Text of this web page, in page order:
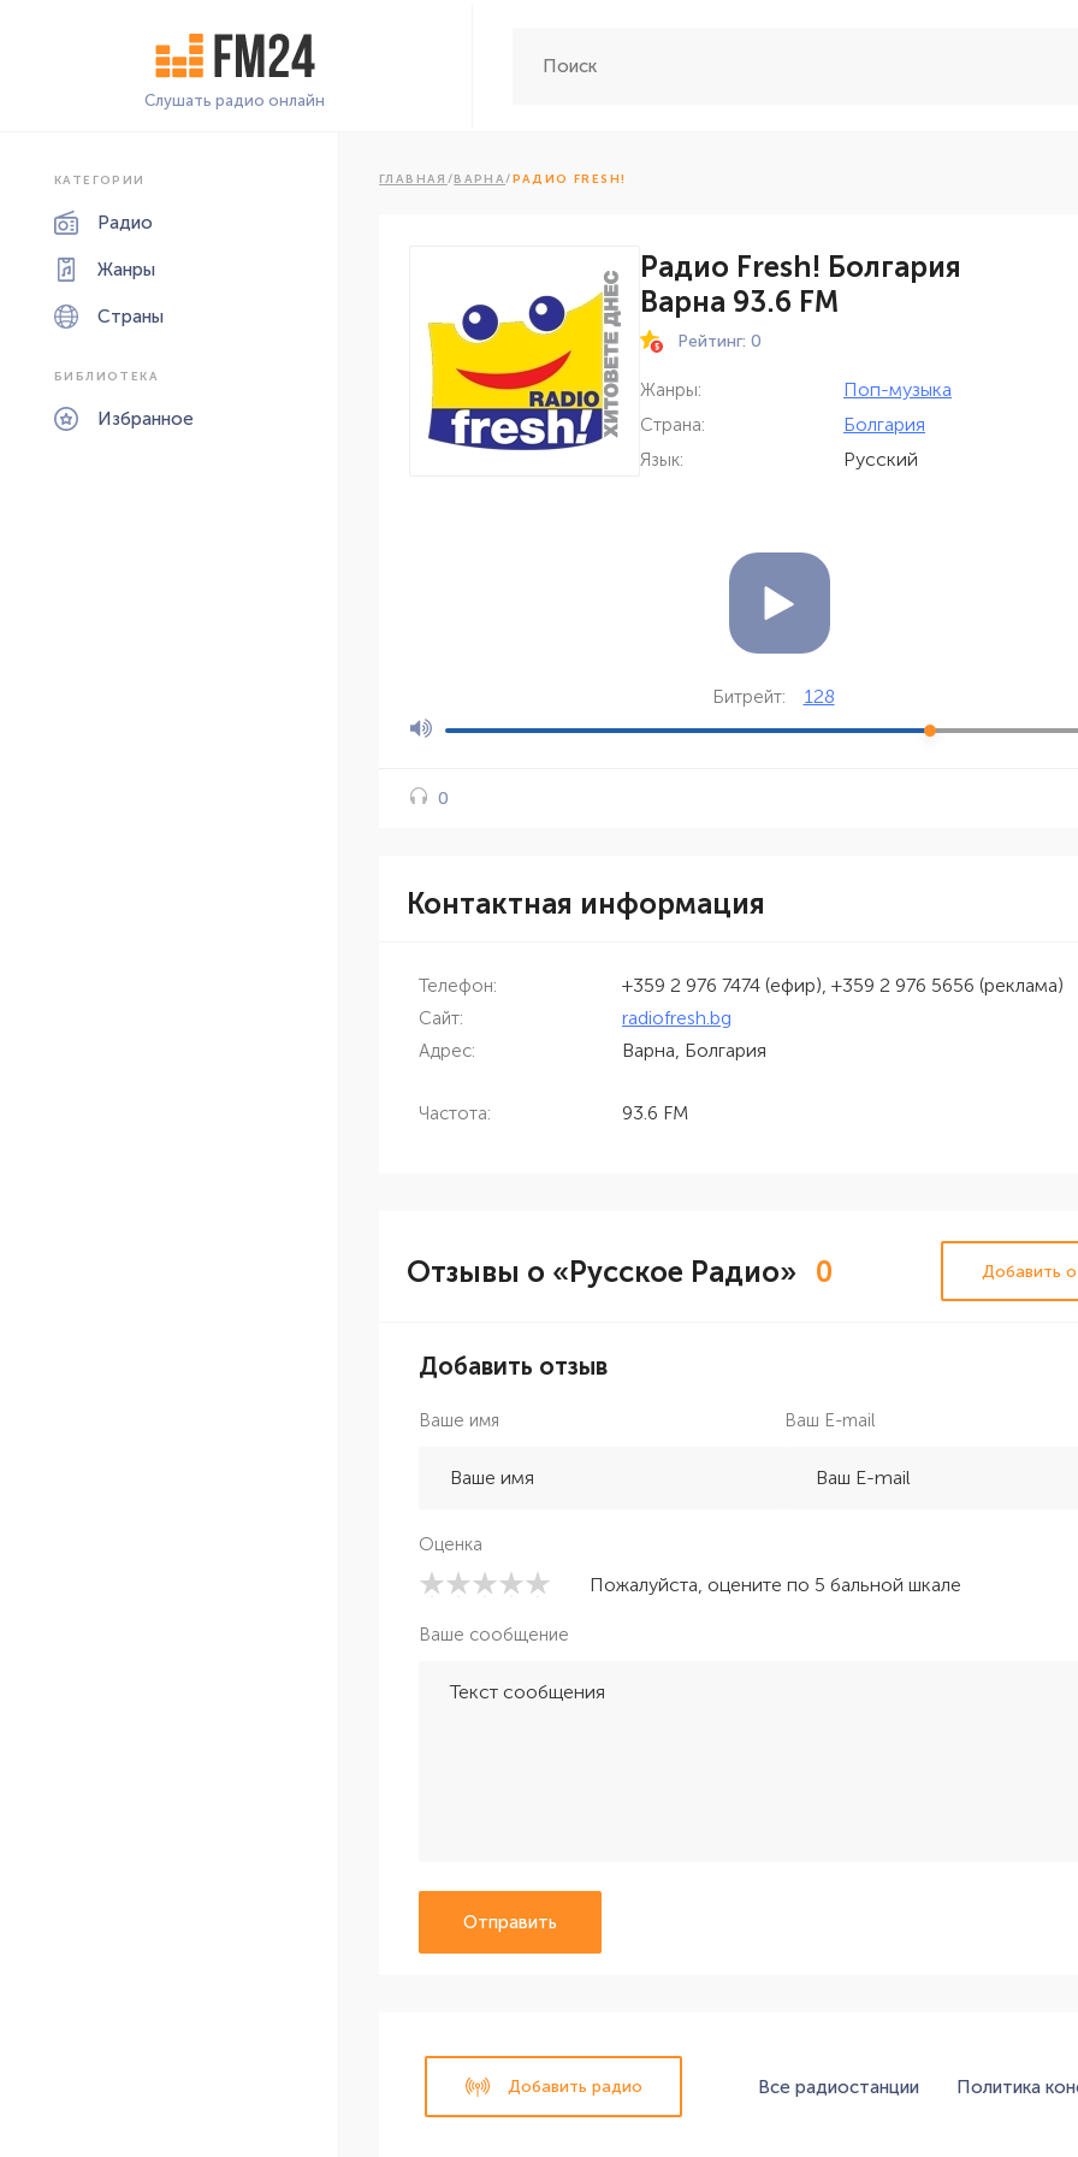
Слушать радио онлайн
КАТЕГОРИИ
Радио
Жанры
Страны
БИБЛИОТЕКА
Избранное
ГЛАВНАЯ /ВАРНА/РАДИО FRESH!
Радио Fresh! Болгария
Варна 93.6 FM
Рейтинг: 0
Жанры: Поп-музыка
Страна: Болгария
Язык: Русский
Битрейт: 128
0
Контактная информация
Телефон: +359 2 976 7474 (ефир), +359 2 976 5656 (реклама)
Сайт: radiofresh.bg
Адрес: Варна, Болгария
Частота: 93.6 FM
Отзывы о «Русское Радио» 0 Добавить
Добавить отзыв
Ваше имя Ваш E-mail
Оценка
Пожалуйста, оцените по 5 бальной шкале
Ваше сообщение
Отправить
Добавить радио Все радиостанции Политика